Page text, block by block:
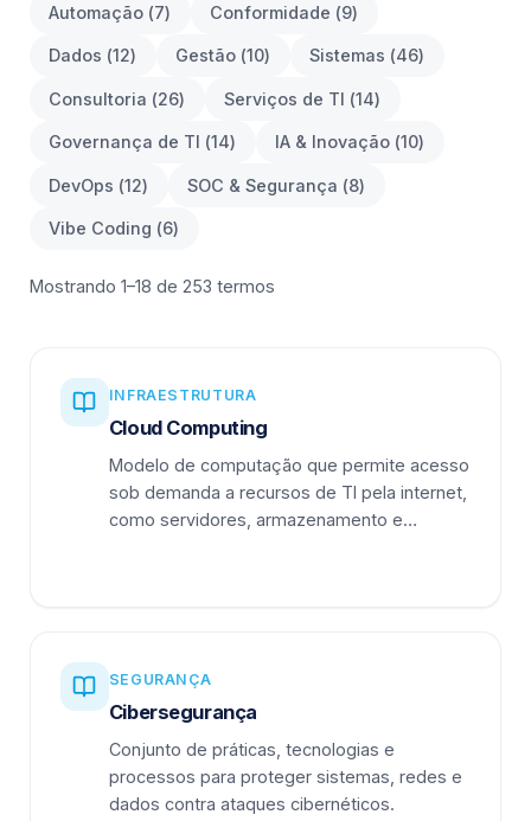
Automação (7) Conformidade (9)
Dados (12) Gestão (10) Sistemas (46)
Consultoria (26) Serviços de TI (14)
Governança de TI (14) IA & Inovação (10)
DevOps (12) SOC & Segurança (8)
Vibe Coding (6)
Mostrando 1–18 de 253 termos
INFRAESTRUTURA
Cloud Computing
Modelo de computação que permite acesso
sob demanda a recursos de TI pela internet,
como servidores, armazenamento e
SEGURANÇA
Cibersegurança
Conjunto de práticas, tecnologias e
processos para proteger sistemas, redes e
dados contra ataques cibernéticos.